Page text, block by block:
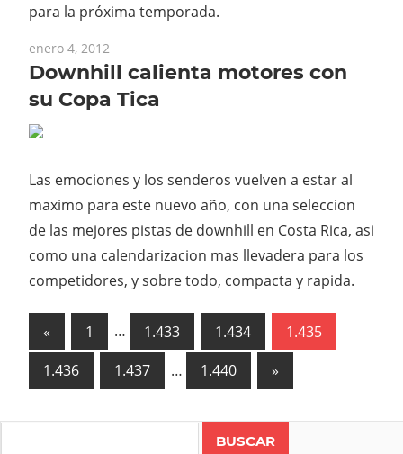
para la próxima temporada.
enero 4, 2012
Downhill calienta motores con
su Copa Tica
Las emociones y los senderos vuelven a estar al
maximo para este nuevo año, con una seleccion
de las mejores pistas de downhill en Costa Rica, asi
como una calendarizacion mas llevadera para los
competidores, y sobre todo, compacta y rapida.
Paginación
de
entradas
« Previous
Posts
1 … 1.433 1.434
1.435
1.436
1.437 … 1.440
Next
Posts
»